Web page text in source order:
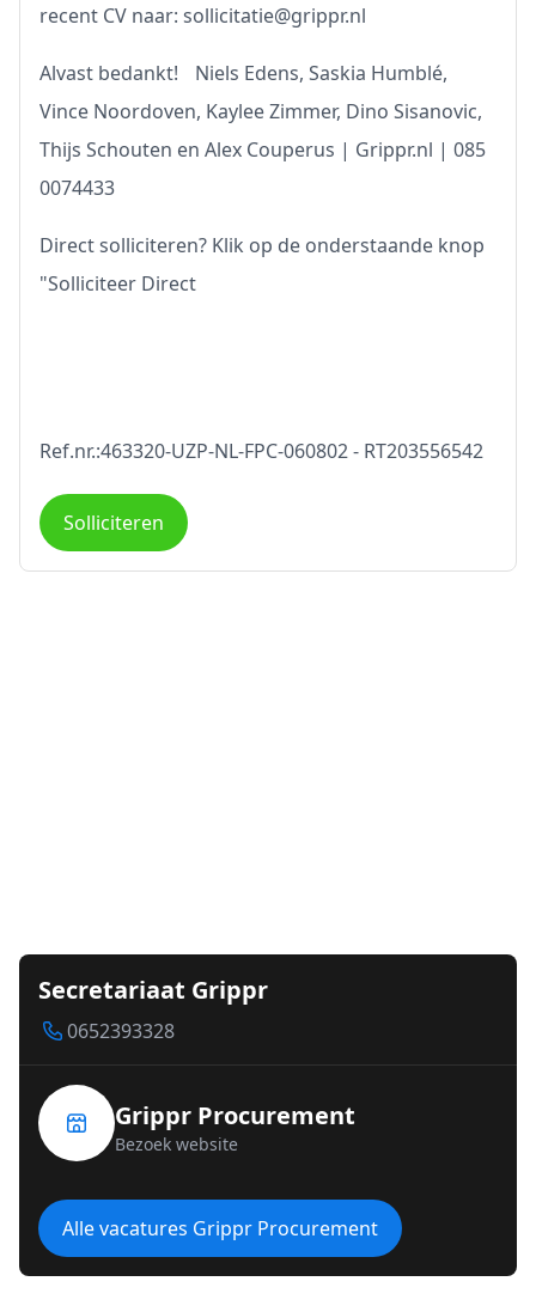
recent CV naar: sollicitatie@grippr.nl
Alvast bedankt! Niels Edens, Saskia Humblé,
Vince Noordoven, Kaylee Zimmer, Dino Sisanovic,
Thijs Schouten en Alex Couperus | Grippr.nl | 085
0074433
Direct solliciteren? Klik op de onderstaande knop
"Solliciteer Direct
Ref.nr.:463320-UZP-NL-FPC-060802 - RT203556542
Solliciteren
Secretariaat Grippr
0652393328
Grippr Procurement
Bezoek website
Alle vacatures Grippr Procurement